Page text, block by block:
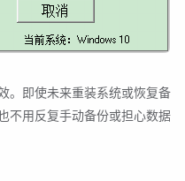
。即使未来重装系统或恢复备
不用反复手动备份或担心数据